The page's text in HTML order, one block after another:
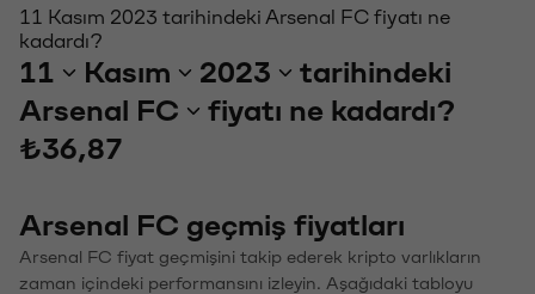
11 Kasım 2023 tarihindeki Arsenal FC fiyatı ne
kadardı?
11 Kasım 2023
tarihindeki
Arsenal FC
fiyatı ne kadardı?
₺36,87
Arsenal FC geçmiş fiyatları
Arsenal FC fiyat geçmişini takip ederek kripto varlıkların
zaman içindeki performansını izleyin. Aşağıdaki tabloyu